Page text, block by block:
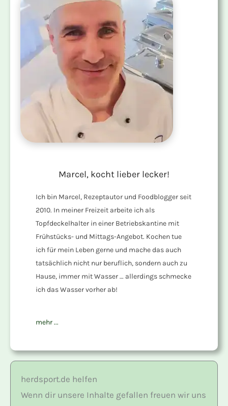
Marcel, kocht lieber lecker!
Ich bin Marcel, Rezeptautor und Foodblogger seit
2010. In meiner Freizeit arbeite ich als
Topfdeckelhalter in einer Betriebskantine mit
Frühstücks- und Mittags-Angebot. Kochen tue
ich für mein Leben gerne und mache das auch
tatsächlich nicht nur beruflich, sondern auch zu
Hause, immer mit Wasser … allerdings schmecke
ich das Wasser vorher ab!
mehr ...
herdsport.de helfen
Wenn dir unsere Inhalte gefallen freuen wir uns